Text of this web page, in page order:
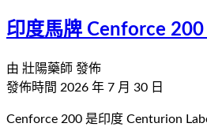
印度馬牌 Cenforce
由 壯陽藥師 發佈
發佈時間 2026 年 7 月 30 日
Cenforce 200 是印度 Centurion